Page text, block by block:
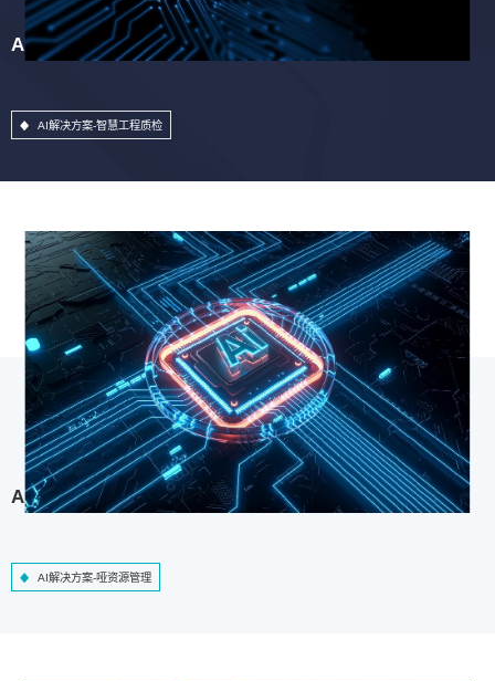
AI解决方案-智慧工程质检
AI解决方案-智慧工程质检
AI解决方案-哑资源管理
AI解决方案-哑资源管理